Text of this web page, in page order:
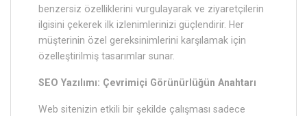
benzersiz özelliklerini vurgulayarak ve ziyaretçilerin
ilgisini çekerek ilk izlenimlerinizi güçlendirir. Her
müşterinin özel gereksinimlerini karşılamak için
özelleştirilmiş tasarımlar sunar.
SEO Yazılımı: Çevrimiçi Görünürlüğün Anahtarı
Web sitenizin etkili bir şekilde çalışması sadece